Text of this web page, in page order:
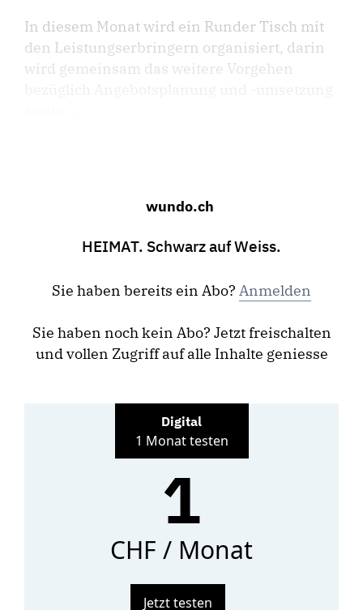
In diesem Monat wird ein Runder Tisch mit
den Leistungserbringern organisiert, darin
wird gemeinsam das weitere Vorgehen
wundo.ch
HEIMAT. Schwarz auf Weiss.
Sie haben bereits ein Abo? Anmelden
Sie haben noch kein Abo? Jetzt freischalten
und vollen Zugriff auf alle Inhalte geniesse
Digital
1 Monat testen
1
CHF / Monat
Jetzt testen